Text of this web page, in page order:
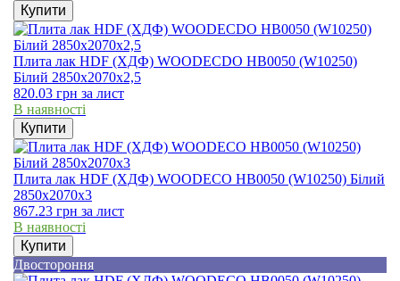
Купити
Плита лак HDF (ХДФ) WOODECDO HB0050 (W10250)
Білий 2850х2070х2,5
820.03 грн за лист
В наявності
Купити
Плита лак HDF (ХДФ) WOODECO HB0050 (W10250) Білий
2850х2070х3
867.23 грн за лист
В наявності
Купити
Двостороння